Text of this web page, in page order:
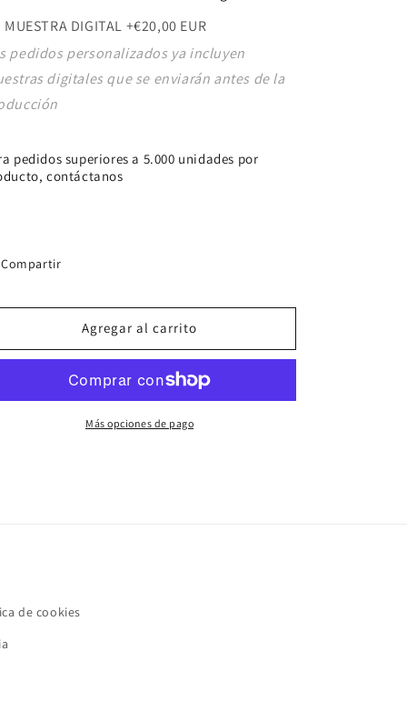
+€60,00 EUR
MUESTRA DIGITAL +€20,00 EUR
pedidos personalizados ya incluyen
digitales que se enviarán antes de la
pedidos superiores a 5.000 unidades por
contáctanos
Compartir
Agregar al carrito
Más opciones de pago
de cookies